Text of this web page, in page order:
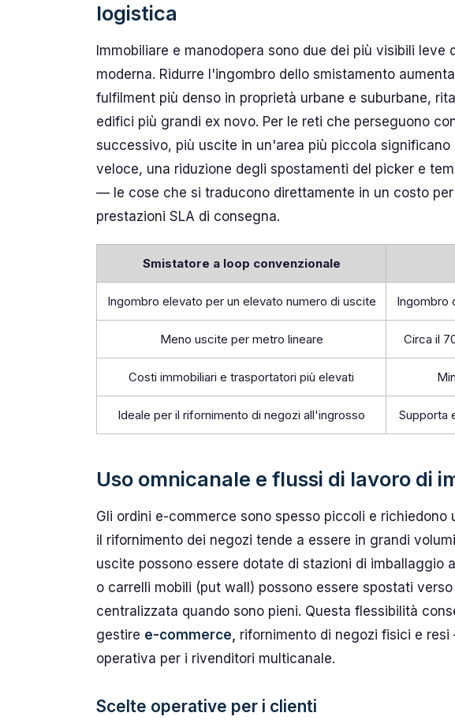
logistica
Immobiliare e manodopera sono due dei più visibili leve
moderna. Ridurre l'ingombro dello smistamento
fulfilment più denso in proprietà urbane e suburbane,
edifici più grandi ex novo. Per le reti che perseguono
successivo, più uscite in un'area più piccola
veloce, una riduzione degli spostamenti del picker e
— le cose che si traducono direttamente in un costo
prestazioni SLA di consegna.
Smistatore a loop convenzionale
Ingombro elevato per un elevato numero di uscite Ingombro
Meno uscite per metro lineare Circa il
Costi immobiliari e trasportatori più elevati
Ideale per il rifornimento di negozi all'ingrosso Supporta
Uso omnicanale e flussi di lavoro di
Gli ordini e-commerce sono spesso piccoli e
il rifornimento dei negozi tende a essere in grandi
uscite possono essere dotate di stazioni di imballaggio
o carrelli mobili (put wall) possono essere spostati
centralizzata quando sono pieni. Questa flessibilità
gestire e-commerce, rifornimento di negozi fisici e
operativa per i rivenditori multicanale.
Scelte operative per i clienti